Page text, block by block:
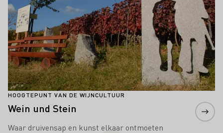
HOOGTEPUNT VAN DE WIJNCULTUUR
Wein und Stein
Waar druivensap en kunst elkaar ontmoeten